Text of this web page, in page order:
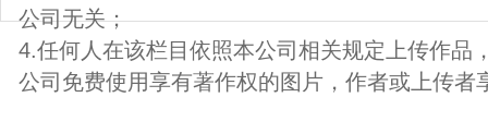
公司无关；
4.任何人在该栏目依照本公司相关规定上传作品
公司免费使用享有著作权的图片，作者或上传者